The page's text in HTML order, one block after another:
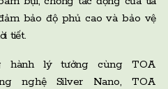
bảo độ phủ cao và bảo vệ
tiết.
hành lý tưởng cùng TOA
nghệ Silver Nano, TOA